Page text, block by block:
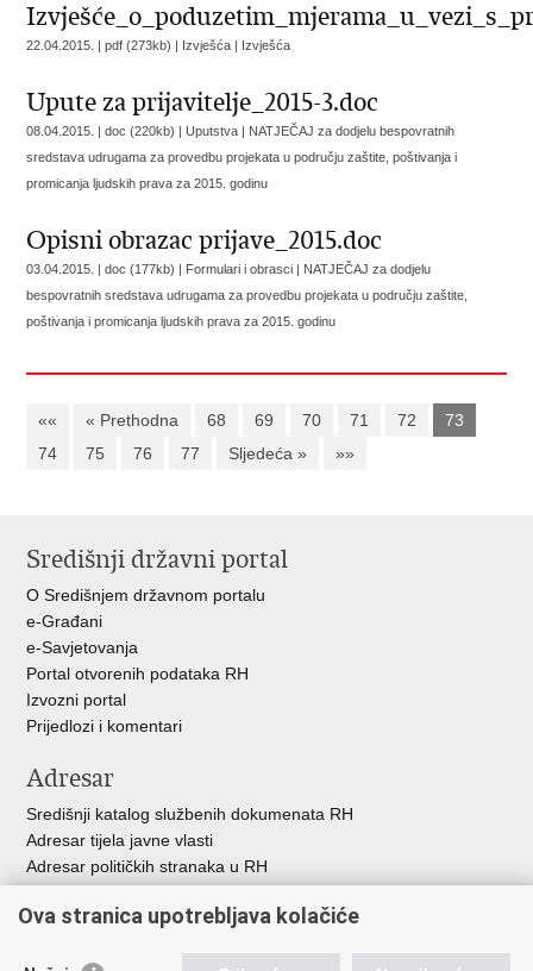
22.04.2015. | pdf (273kb) | Izvješća | Izvješća
Upute za prijavitelje_2015-3.doc
08.04.2015. | doc (220kb) | Uputstva | NATJEČAJ za dodjelu bespovratnih
sredstava udrugama za provedbu projekata u području zaštite, poštivanja i
promicanja ljudskih prava za 2015. godinu
Opisni obrazac prijave_2015.doc
03.04.2015. | doc (177kb) | Formulari i obrasci | NATJEČAJ za dodjelu
bespovratnih sredstava udrugama za provedbu projekata u području zaštite,
poštivanja i promicanja ljudskih prava za 2015. godinu
«« « Prethodna 68 69 70 71 72
73
74
75 76 77 Sljedeća » »»
Središnji državni portal
O Središnjem državnom portalu
e-Građani
e-Savjetovanja
Portal otvorenih podataka RH
Izvozni portal
Prijedlozi i komentari
Adresar
Središnji katalog službenih dokumenata RH
Adresar tijela javne vlasti
Adresar političkih stranaka u RH
Besplatni telefoni javne uprave
Ova stranica upotrebljava kolačiće